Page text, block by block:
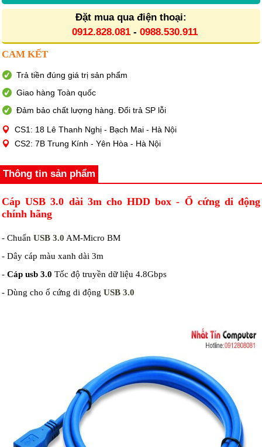
Đặt mua qua điện thoại:
0912.828.081 - 0988.530.911
CAM KẾT
Trả tiền đúng giá trị sản phẩm
Giao hàng Toàn quốc
Đảm bảo chất lượng hàng. Đổi trả SP lỗi
CS1: 18 Lê Thanh Nghị - Bạch Mai - Hà Nội
CS2: 7B Trung Kính - Yên Hòa - Hà Nội
Thông tin sản phẩm
Cáp USB 3.0 dài 3m cho HDD box- Ổ cứng di động
chính hãng
- Chuẩn USB 3.0 AM-Micro BM
- Dây cáp màu xanh dài 3m
- Cáp usb 3.0 Tốc độ truyền dữ liệu 4.8Gbps
- Dùng cho ổ cứng di động USB 3.0